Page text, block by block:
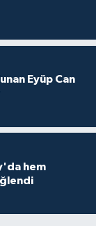
Eyüp Can
hem